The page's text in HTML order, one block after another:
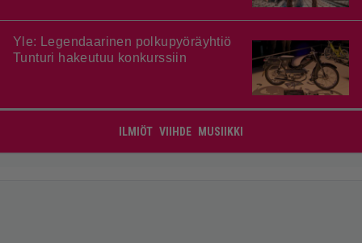
Yle: Legendaarinen polkupyöräyhtiö
Tunturi hakeutuu konkurssiin
ILMIÖT VIIHDE MUSIIKKI